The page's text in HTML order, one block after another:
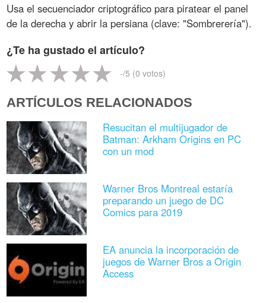
Usa el secuenciador criptográfico para piratear el panel
de la derecha y abrir la persiana (clave: "Sombrerería").
¿Te ha gustado el artículo?
-/5 (0 votos)
ARTÍCULOS RELACIONADOS
Resucitan el multijugador de
Batman: Arkham Origins en PC
con un mod
Warner Bros Montreal estaría
preparando un juego de DC
Comics para 2019
EA anuncia la incorporación de
juegos de Warner Bros a Origin
Access